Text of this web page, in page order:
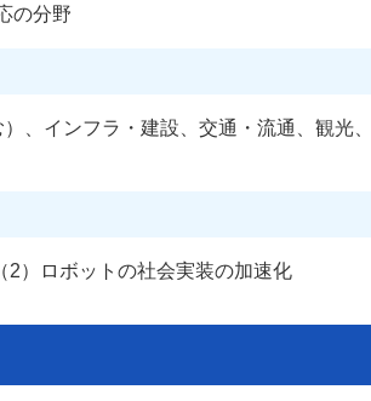
の分野
、インフラ・建設、交通・流通、観光
2）ロボットの社会実装の加速化